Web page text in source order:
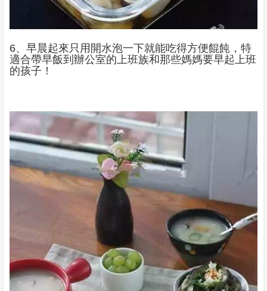
6、早晨起來只用開水泡一下就能吃得方便餛飩，特
適合帶早飯到辦公室的上班族和那些媽媽要早起上班
的孩子！